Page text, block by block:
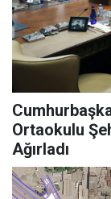
Ortaokulu
Ağırladı